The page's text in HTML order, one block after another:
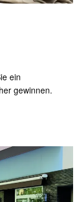
ein
gewinnen.